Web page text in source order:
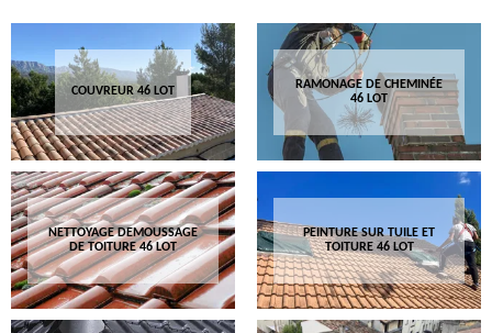
COUVREUR 46 LOT
RAMONAGE DE CHEMINÉE
46 LOT
NETTOYAGE DEMOUSSAGE
DE TOITURE 46 LOT
PEINTURE SUR TUILE ET
TOITURE 46 LOT